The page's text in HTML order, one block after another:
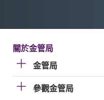
關於金管局
金管局
參觀金管局